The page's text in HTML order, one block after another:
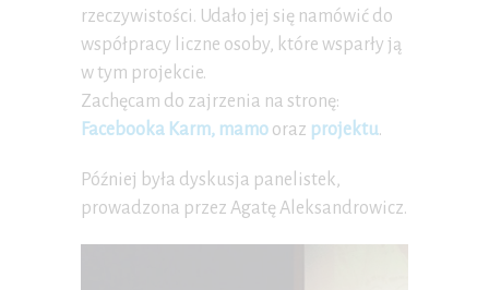
rzeczywistości. Udało jej się namówić do
współpracy liczne osoby, które wsparły ją
w tym projekcie.
Zachęcam do zajrzenia na stronę:
Facebooka Karm, mamo oraz projektu.
Później była dyskusja panelistek,
prowadzona przez Agatę Aleksandrowicz.